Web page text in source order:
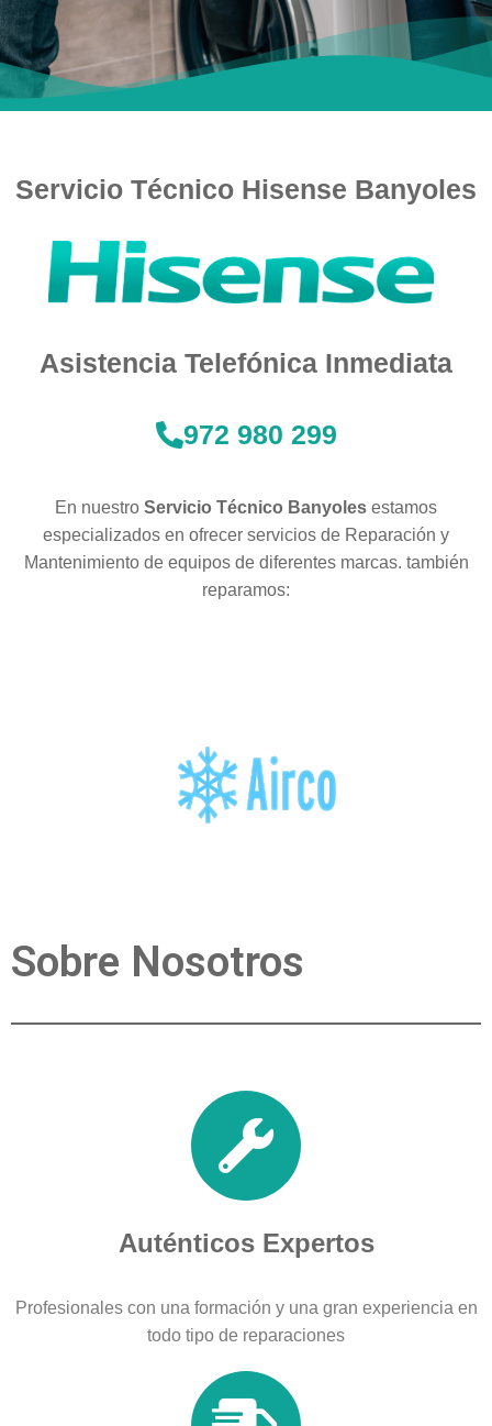
Servicio Técnico Hisense Banyoles
Asistencia Telefónica Inmediata
972 980 299
En nuestro Servicio Técnico Banyoles estamos
especializados en ofrecer servicios de Reparación y
Mantenimiento de equipos de diferentes marcas. también
reparamos:
Sobre Nosotros
Auténticos Expertos
Profesionales con una formación y una gran experiencia en
todo tipo de reparaciones